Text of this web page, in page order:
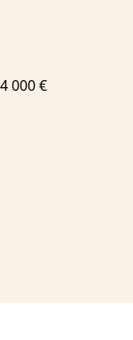
000 €